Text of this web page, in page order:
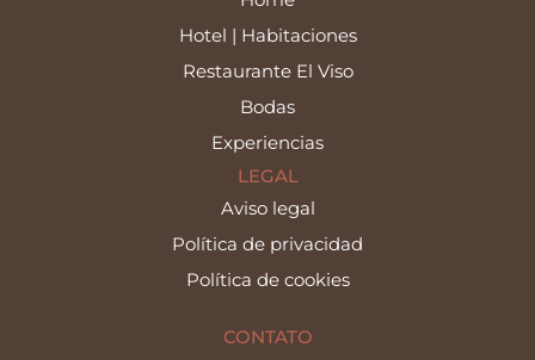
Hotel | Habitaciones
Restaurante El Viso
Bodas
Experiencias
LEGAL
Aviso legal
Política de privacidad
Política de cookies
CONTATO